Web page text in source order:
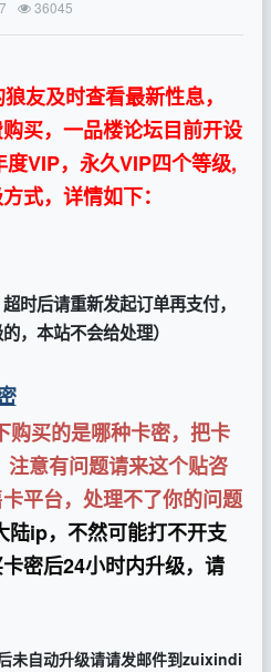
36045
友及时查看最新性息，
买， 一品楼论坛目前开设
VIP，永久VIP四个等级,
式，详情如下：
时后请重新发起订单再支付，
，本站不会给处理）
买的是哪种卡密，把卡
意有问题请来这个贴咨
平台，处理不了你的问题
陆ip，不然可能打不开支
密后24小时内升级，请
未自动升级请请发邮件到zuixindi